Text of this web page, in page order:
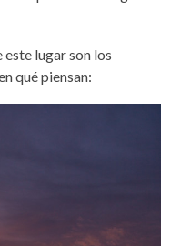
lugar son los
qué piensan: